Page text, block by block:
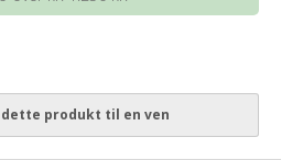
produkt til en ven